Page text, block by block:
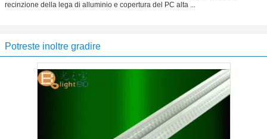
recinzione della lega di alluminio e copertura del PC alta ...
Potreste inoltre gradire